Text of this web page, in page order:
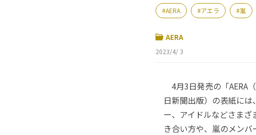
AERA アエラ 嵐
AERA
2023/4/ 3
4月3日発売の「AERA
日新聞出版）の表紙に
ー、アイドルなどさま
き合い方や、嵐のメンバ